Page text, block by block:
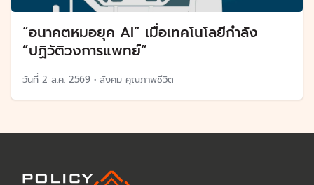
“อนาคตหมอยุค AI” เมื่อเทคโนโลยีกำลัง
”ปฏิวัติวงการแพทย์“
วันที่ 2 ส.ค. 2569 • สังคม คุณภาพชีวิต